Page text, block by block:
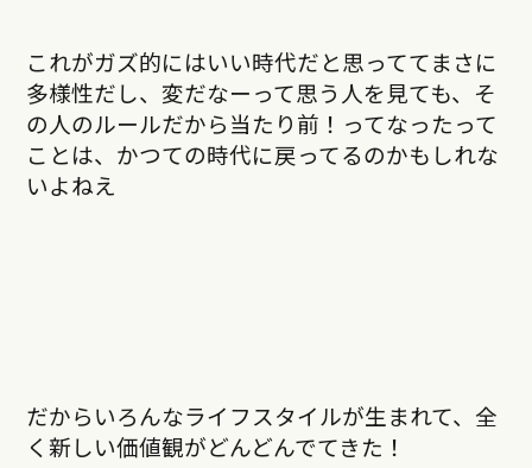
これがガズ的にはいい時代だと思っててまさに
多様性だし、変だなーって思う人を見ても、そ
の人のルールだから当たり前！ってなったって
ことは、かつての時代に戻ってるのかもしれな
いよねえ
だからいろんなライフスタイルが生まれて、全
く新しい価値観がどんどんでてきた！